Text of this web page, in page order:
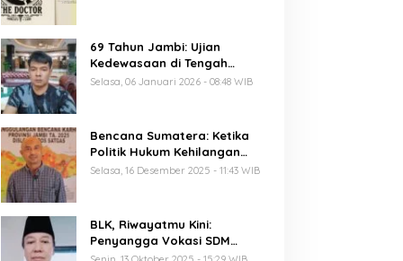
69 Tahun Jambi: Ujian
Kedewasaan di Tengah
Keterbatasan Anggaran
Selasa, 06 Januari 2026 - 08:48 WIB
Bencana Sumatera: Ketika
Politik Hukum Kehilangan
Arah dan Negara Kehilangan
Selasa, 16 Desember 2025 - 11:43 WIB
BLK, Riwayatmu Kini:
Penyangga Vokasi SDM
Provinsi Jambi